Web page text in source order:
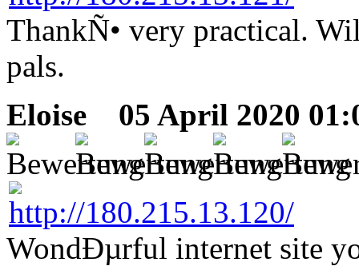
ThankÑ• very practical.
pals.
Eloise
05 April 2020
WondÐµrful internet site